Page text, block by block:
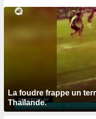
La foudre frappe un
Thaïlande.